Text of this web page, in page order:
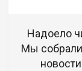
Надоело
Мы